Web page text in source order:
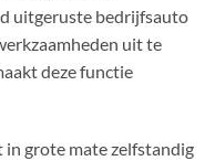
uitgeruste bedrijfsauto
uit te
deze functie
in grote mate zelfstandig